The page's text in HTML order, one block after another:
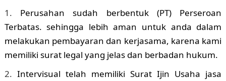
Perusahan sudah berbentuk (PT) Perseroan
Terbatas. sehingga lebih aman untuk anda dalam
melakukan pembayaran dan kerjasama, karena kami
memiliki surat legal yang jelas dan berbadan hukum.
Intervisual telah memiliki Surat Ijin Usaha jasa